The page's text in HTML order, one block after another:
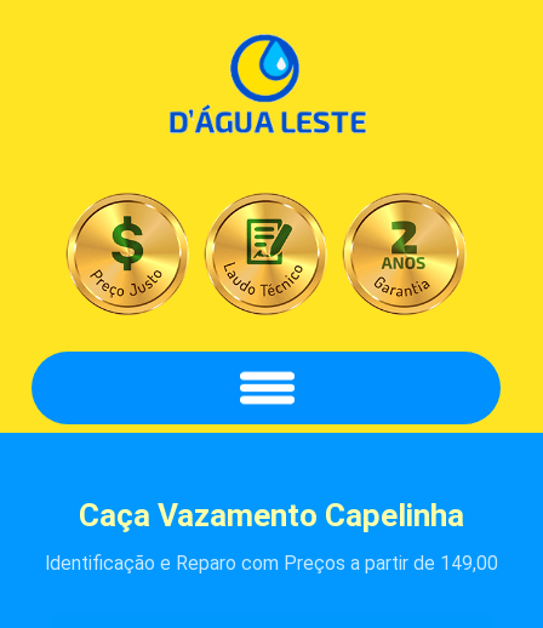
Caça Vazamento Capelinha
Identificação e Reparo com Preços a partir de 149,00